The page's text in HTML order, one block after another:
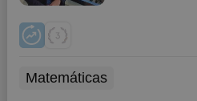
Matemáticas